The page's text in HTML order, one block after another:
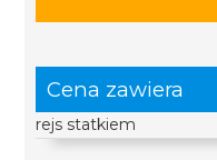
Cena zawiera
rejs statkiem